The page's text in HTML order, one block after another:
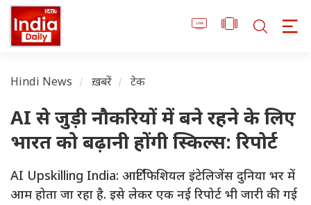
Hindi News ख़बरें टेक
AI से जुड़ी नौकरियों में बने रहने के लिए
भारत को बढ़ानी होंगी स्किल्स: रिपोर्ट
AI Upskilling India: आर्टिफिशियल इंटेलिजेंस दुनिया भर में
आम होता जा रहा है. इसे लेकर एक नई रिपोर्ट भी जारी की गई